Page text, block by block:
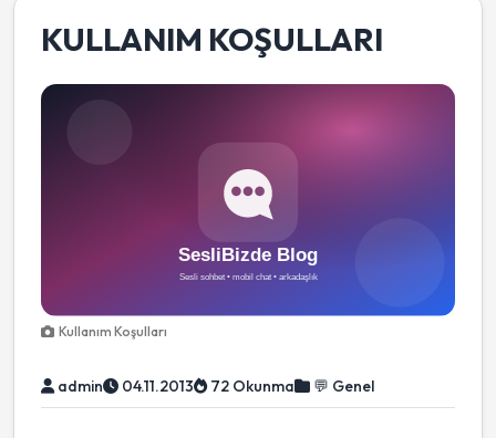
KULLANIM KOŞULLARI
Kullanım Koşulları
admin 04.11.2013 72 Okunma 💬 Genel